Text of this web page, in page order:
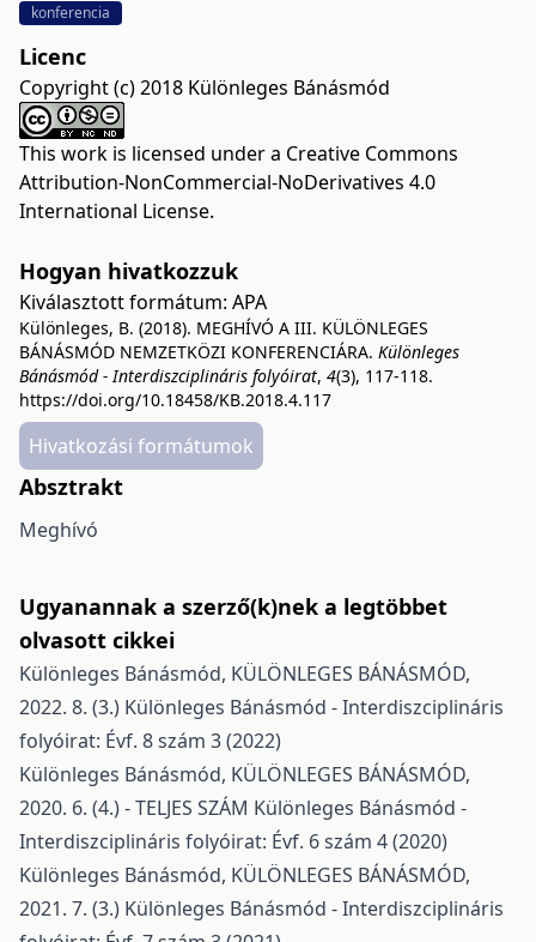
konferencia
Licenc
Copyright (c) 2018 Különleges Bánásmód
This work is licensed under a Creative Commons
Attribution-NonCommercial-NoDerivatives 4.0
International License.
Hogyan hivatkozzuk
Kiválasztott formátum: APA
Különleges, B. (2018). MEGHÍVÓ A III. KÜLÖNLEGES
BÁNÁSMÓD NEMZETKÖZI KONFERENCIÁRA. Különleges
Bánásmód - Interdiszciplináris folyóirat, 4(3), 117-118.
https://doi.org/10.18458/KB.2018.4.117
Hivatkozási formátumok
Absztrakt
Meghívó
Ugyanannak a szerző(k)nek a legtöbbet
olvasott cikkei
Különleges Bánásmód, KÜLÖNLEGES BÁNÁSMÓD,
2022. 8. (3.) Különleges Bánásmód - Interdiszciplináris
folyóirat: Évf. 8 szám 3 (2022)
Különleges Bánásmód, KÜLÖNLEGES BÁNÁSMÓD,
2020. 6. (4.) - TELJES SZÁM Különleges Bánásmód -
Interdiszciplináris folyóirat: Évf. 6 szám 4 (2020)
Különleges Bánásmód, KÜLÖNLEGES BÁNÁSMÓD,
2021. 7. (3.) Különleges Bánásmód - Interdiszciplináris